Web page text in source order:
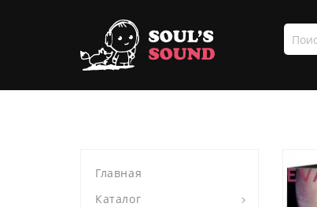
Поиск
по
сайту
Главная
Каталог